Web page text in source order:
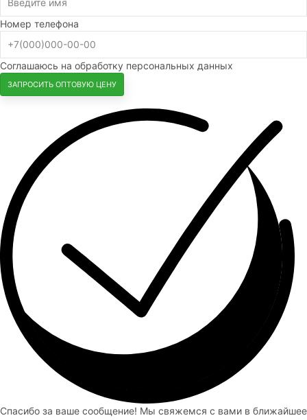
Номер телефона
Соглашаюсь на обработку персональных данных
ЗАПРОСИТЬ ОПТОВУЮ ЦЕНУ
Спасибо за ваше сообщение! Мы свяжемся с вами в ближайшее